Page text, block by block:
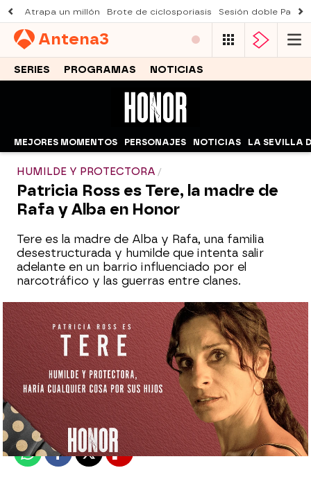
Atrapa un millón Brote de ciclosporiasis Sesión doble
Antena3
SERIES PROGRAMAS NOTICIAS
MEJORES MOMENTOS PERSONAJES NOTICIAS LA SEVILLA
HUMILDE Y PROTECTORA
Patricia Ross es Tere, la madre de
Rafa y Alba en Honor
Tere es la madre de Alba y Rafa, una familia
desestructurada y humilde que intenta salir
adelante en un barrio influenciado por el
narcotráfico y las guerras entre clanes.
antena3.com
Publicado: 07 de enero de 2025, 16:24
WhatsappFacebook
X Flipboard